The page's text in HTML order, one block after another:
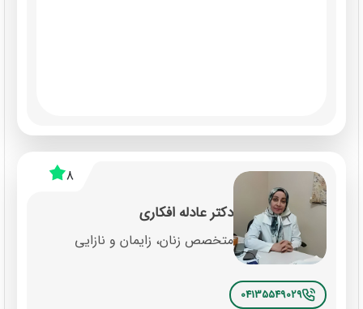
8
دکتر عادله افکاری
متخصص زنان، زایمان و نازایی
04135549029